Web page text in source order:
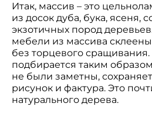
Итак, массив – это
из досок дуба, бука, ясеня,
экзотичных пород
мебели из массива
без торцевого
подбирается таким
не были заметны,
рисунок и фактура. Это
натурального дерева.